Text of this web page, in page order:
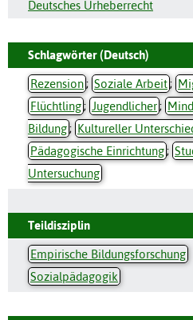
Deutsches Urheberrecht
Schlagwörter (Deutsch)
Rezension; Soziale Arbeit;
Flüchtling; Jugendlicher;
Bildung; Kultureller
Pädagogische Einrichtung;
Untersuchung
Teildisziplin
Empirische Bildungsforschung
Sozialpädagogik